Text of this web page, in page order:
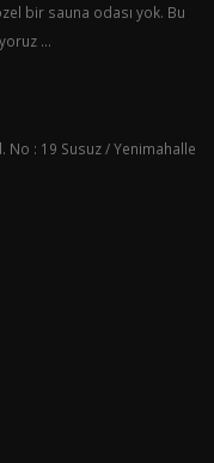
bir sauna odası yok. Bu
...
No : 19 Susuz / Yenimahalle